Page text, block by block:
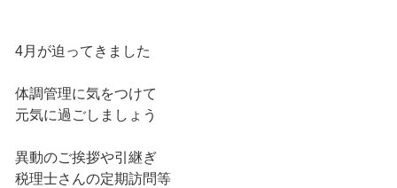
4月が迫ってきました
体調管理に気をつけて
元気に過ごしましょう
異動のご挨拶や引継ぎ
税理士さんの定期訪問等